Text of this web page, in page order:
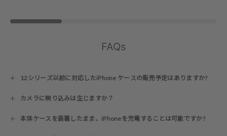
FAQs
12シリーズ以前に対応したiPhone ケースの販売予定はありますか?
カメラに映り込みは生じますか？
本体ケースを装着したまま、iPhoneを充電することは可能ですか?